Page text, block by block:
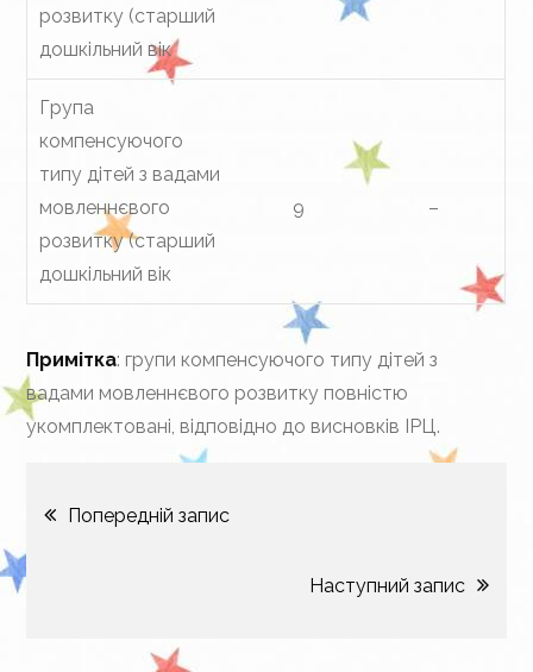
розвитку (старший
дошкільний вік
Група
компенсуючого
типу дітей з вадами
мовленнєвого
розвитку (старший
дошкільний вік
9 –
Примітка: групи компенсуючого типу дітей з
вадами мовленнєвого розвитку повністю
укомплектовані, відповідно до висновків ІРЦ.
Навігація
Попередній запис
Наступний запис